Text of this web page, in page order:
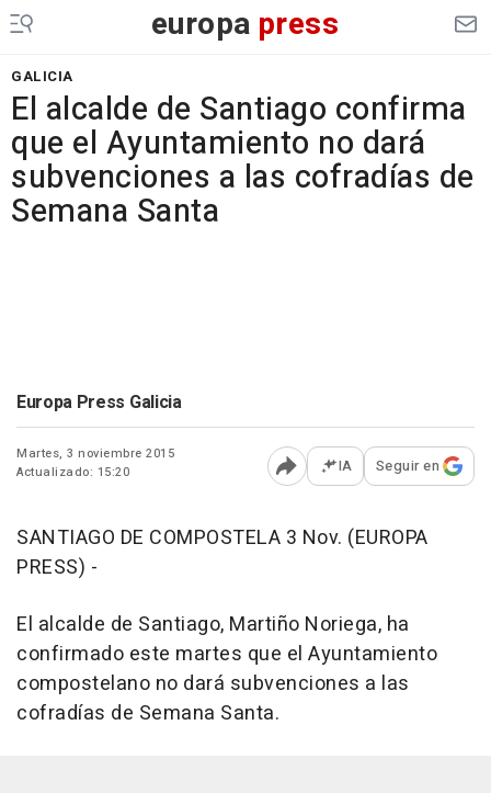
europa press
GALICIA
El alcalde de Santiago confirma
que el Ayuntamiento no dará
subvenciones a las cofradías de
Semana Santa
Europa Press Galicia
Martes, 3 noviembre 2015
Actualizado: 15:20
Abrir opciones para
IA Seguir en
SANTIAGO DE COMPOSTELA 3 Nov. (EUROPA
PRESS) -
El alcalde de Santiago, Martiño Noriega, ha
confirmado este martes que el Ayuntamiento
compostelano no dará subvenciones a las
cofradías de Semana Santa.